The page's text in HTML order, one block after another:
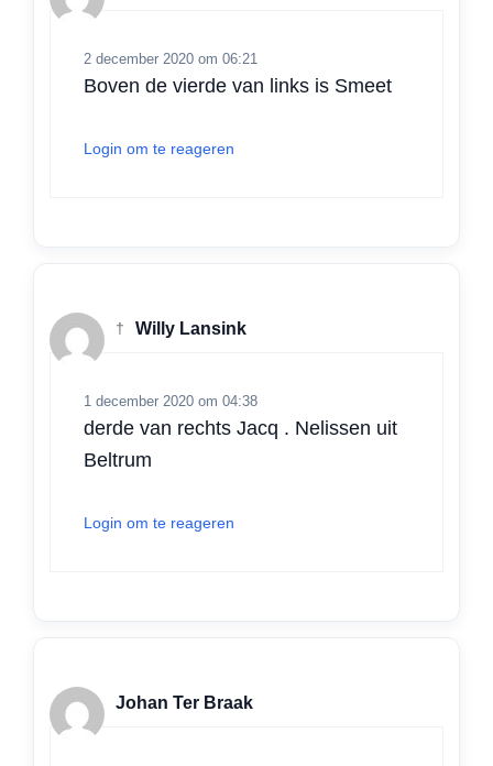
2 december 2020 om 06:21
Boven de vierde van links is Smeet
Login om te reageren
† Willy Lansink
1 december 2020 om 04:38
derde van rechts Jacq . Nelissen uit
Beltrum
Login om te reageren
Johan Ter Braak